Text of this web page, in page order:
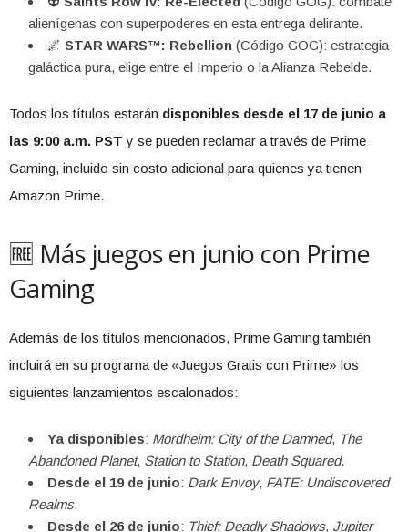
alienígenas con superpoderes en esta entrega delirante.
🌌 STAR WARS™: Rebellion (Código GOG): estrategia
galáctica pura, elige entre el Imperio o la Alianza Rebelde.
Todos los títulos estarán disponibles desde el 17 de junio a
las 9:00 a.m. PST y se pueden reclamar a través de Prime
Gaming, incluido sin costo adicional para quienes ya tienen
Amazon Prime.
🆓 Más juegos en junio con Prime
Gaming
Además de los títulos mencionados, Prime Gaming también
incluirá en su programa de «Juegos Gratis con Prime» los
siguientes lanzamientos escalonados:
Ya disponibles: Mordheim: City of the Damned, The
Abandoned Planet, Station to Station, Death Squared.
Desde el 19 de junio: Dark Envoy, FATE: Undiscovered
Realms.
Desde el 26 de junio: Thief: Deadly Shadows, Jupiter